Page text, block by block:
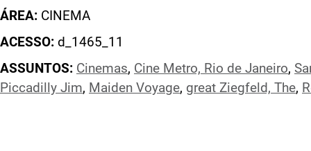
ÁREA: CINEMA
ACESSO: d_1465_11
ASSUNTOS: Cinemas, Cine Metro, Rio de Janeiro,
Piccadilly Jim, Maiden Voyage, great Ziegfeld, The,